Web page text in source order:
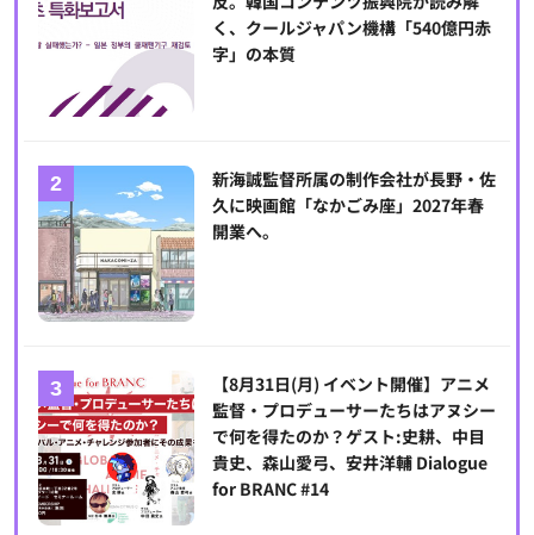
く、クールジャパン機構「540億円赤
字」の本質
新海誠監督所属の制作会社が長野・佐
久に映画館「なかごみ座」2027年春
開業へ。
【8月31日(月) イベント開催】アニメ
監督・プロデューサーたちはアヌシー
で何を得たのか？ゲスト:史耕、中目
貴史、森山愛弓、安井洋輔 Dialogue
for BRANC #14